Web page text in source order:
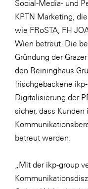
WKS
WK UBIT
Zühlke
Media
Social-Media- und
KPTN Marketing,
wie FRoSTA, FH
Wien betreut. Die
Gründung der
den Reininghaus
frischgebackene
Digitalisierung der
sicher, dass
betreut werden.
„Mit der ikp-group